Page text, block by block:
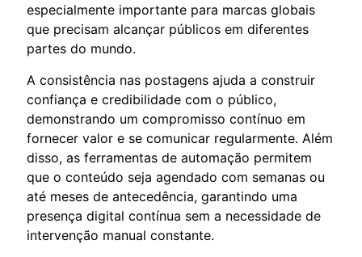
especialmente importante para marcas globais
que precisam alcançar públicos em diferentes
partes do mundo.
A consistência nas postagens ajuda a construir
confiança e credibilidade com o público,
demonstrando um compromisso contínuo em
fornecer valor e se comunicar regularmente. Além
disso, as ferramentas de automação permitem
que o conteúdo seja agendado com semanas ou
até meses de antecedência, garantindo uma
presença digital contínua sem a necessidade de
intervenção manual constante.